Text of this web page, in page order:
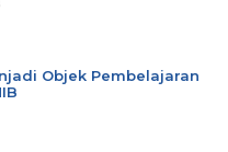
Objek Pembelajaran